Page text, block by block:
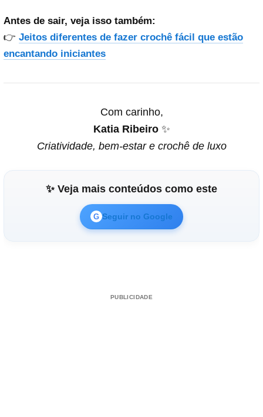
Antes de sair, veja isso também:
👉 Jeitos diferentes de fazer crochê fácil que estão
encantando iniciantes
Com carinho,
Katia Ribeiro✨
Criatividade, bem-estar e crochê de luxo
✨ Veja mais conteúdos como este
G Seguir no Google
PUBLICIDADE